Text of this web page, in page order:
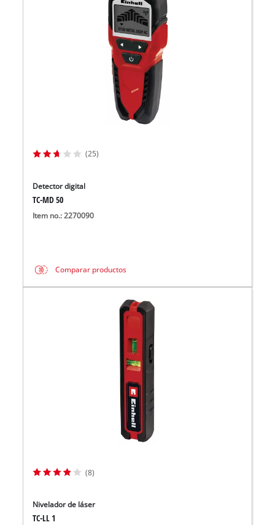
(25)
Detector digital
TC-MD 50
Item no.: 2270090
Comparar productos
(8)
Nivelador de láser
TC-LL 1